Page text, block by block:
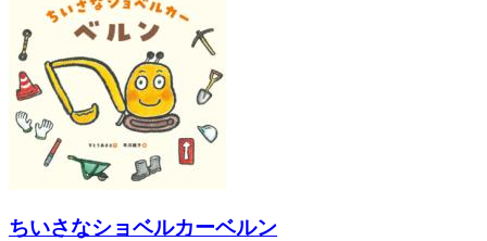
ちいさなショベルカーベルン